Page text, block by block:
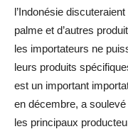
l’Indonésie
palme et d’autres
les importateurs ne
leurs produits
est un important
en décembre, a
les principaux